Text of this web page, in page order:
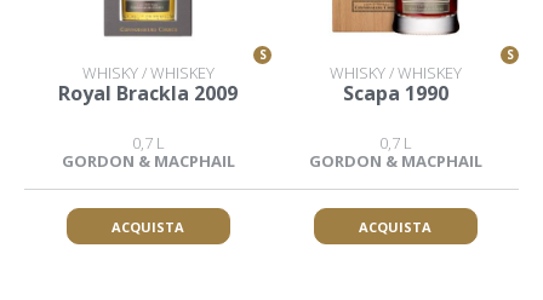
S
WHISKY / WHISKEY
Royal Brackla 2009
0,7 L
GORDON & MACPHAIL
ACQUISTA
S
WHISKY / WHISKEY
Scapa 1990
0,7 L
GORDON & MACPHAIL
ACQUISTA